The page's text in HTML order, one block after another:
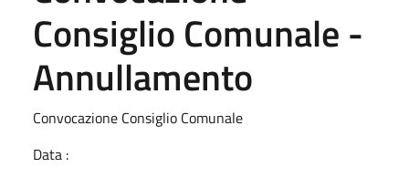
Consiglio Comunale -
Annullamento
Convocazione Consiglio Comunale
Data :